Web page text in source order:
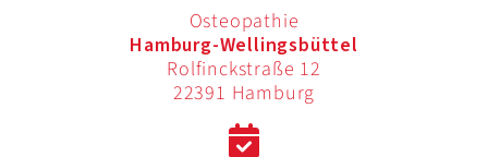
Osteopathie
Hamburg-Wellingsbüttel
Rolfinckstraße 12
22391 Hamburg